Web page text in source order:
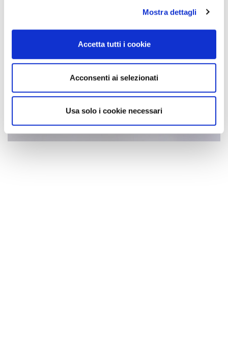
Mostra dettagli
Accetta tutti i cookie
Acconsenti ai selezionati
Usa solo i cookie necessari